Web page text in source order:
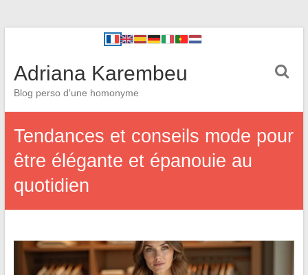
Adriana Karembeu
Blog perso d'une homonyme
Tendances et conseils mode pour
être élégante et épanouie au
quotidien